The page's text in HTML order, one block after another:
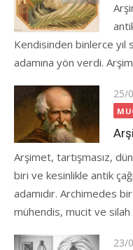
Kendisinden binlerce yıl
adamına yön verdi.
on
25/
Arşimet, tartışmasız,
biri ve kesinlikle antik
adamıdır. Archimedes
mühendis, mucit ve silah
23/